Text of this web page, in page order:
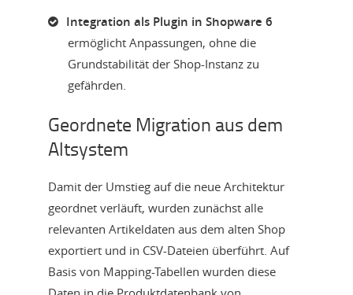
Integration als Plugin in Shopware 6
ermöglicht Anpassungen, ohne die
Grundstabilität der Shop-Instanz zu
gefährden.
Geordnete Migration aus dem
Altsystem
Damit der Umstieg auf die neue Architektur
geordnet verläuft, wurden zunächst alle
relevanten Artikeldaten aus dem alten Shop
exportiert und in CSV-Dateien überführt. Auf
Basis von Mapping-Tabellen wurden diese